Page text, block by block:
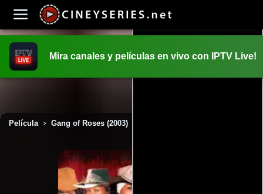
Mira canales y películas en vivo con IPTV Live!
Película > Gang of Roses (2003)